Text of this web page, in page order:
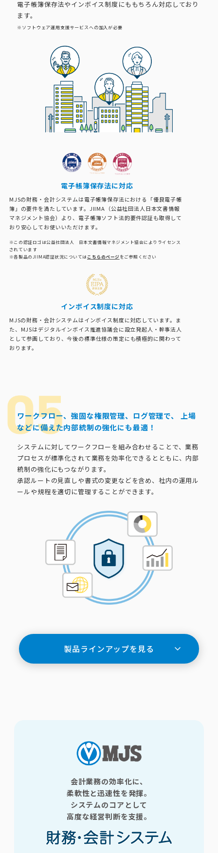
電子帳簿保存法やインボイス制度にももちろん対応しており
ます。
※ソフトウェア運用支援サービスへの加入が必要
電子帳簿保存法に対応
MJSの財務・会計システムは電子帳簿保存法における「優良電子帳
簿」の要件を満たしています。JIIMA（公益社団法人日本文書情報
マネジメント協会）より、電子帳簿ソフト法的要件認証も取得して
おり安心してお使いいただけます。
※この認証ロゴは公益社団法人 日本文書情報マネジメント協会によりライセンス
されています
※各製品のJIIMA認証状況についてはこちらのページをご参照ください
インボイス制度に対応
MJSの財務・会計システムはインボイス制度に対応しています。ま
た、MJSはデジタルインボイス推進協議会に設立発起人・幹事法人
として参画しており、今後の標準仕様の策定にも積極的に関わって
おります。
ワークフロー、強固な権限管理、ログ管理で、
上場
などに備えた内部統制の強化にも最適！
システムに対してワークフローを組み合わせることで、業務
プロセスが標準化されて業務を効率化できるとともに、内部
統制の強化にもつながります。
承認ルートの見直しや書式の変更などを含め、社内の運用ル
ールや規程を適切に管理することができます。
製品ラインアップを見る
会計業務の効率化に、
柔軟性と迅速性を発揮。
システムのコアとして
高度な経営判断を支援。